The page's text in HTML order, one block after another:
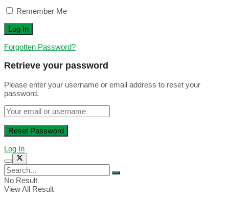
Remember Me
Forgotten Password?
Retrieve your password
Please enter your username or email address to reset your
password.
Log In
No Result
View All Result